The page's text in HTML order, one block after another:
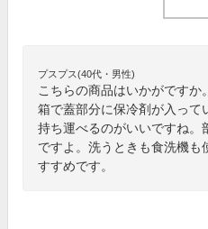
プスプス(40代・男性)
こちらの商品はいかがです
箱で蓋部分に保冷剤が入って
持ち運べるのがいいですね。
ですよ。洗うときも食洗機も
すすめです。